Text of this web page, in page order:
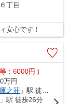
丁目
安心です！
：6000円 )
0万円
之荘 」駅 徒歩2分
」駅 徒歩26分